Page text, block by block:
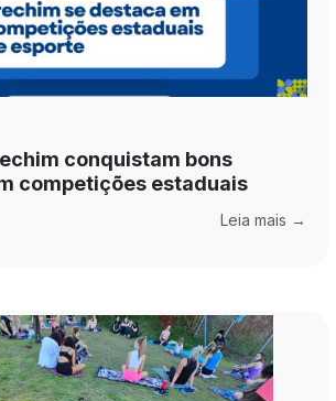
conquistam bons
competições estaduais
Leia mais →